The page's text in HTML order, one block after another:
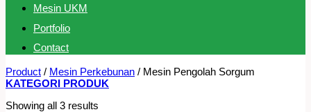
Mesin UKM
Portfolio
Contact
Product / Mesin Perkebunan / Mesin Pengolah Sorgum
KATEGORI PRODUK
Showing all 3 results